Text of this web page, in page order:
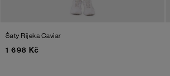
Šaty RijekaCaviar
1 698 Kč